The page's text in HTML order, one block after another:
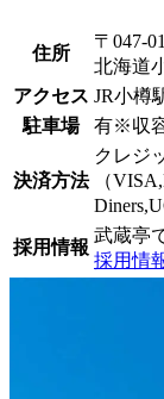
住所
〒047-
北海道
アクセス JR小樽
駐車場
有※収
決済方法
クレジ
（
採用情報
武蔵亭
採用情